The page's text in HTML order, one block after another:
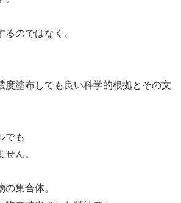
のではなく、
度塗布しても良い科学的根拠とその文
でも
ん。
集合体。